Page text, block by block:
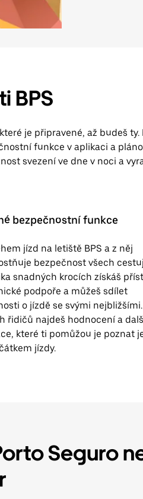
BPS
je připravené, až budeš ty.
funkce v aplikaci a
svezení ve dne v noci a
bezpečnostní funkce
jízd na letiště BPS a z něj
bezpečnost všech
snadných krocích získáš
podpoře a můžeš sdílet
o jízdě se svými
řidičů najdeš hodnocení a
které ti pomůžou je poznat
jízdy.
Seguro